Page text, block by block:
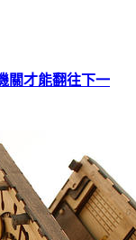
關才能翻往下一